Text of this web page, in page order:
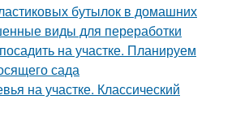
бутылок в домашних
виды для переработки
на участке. Планируем
сада
на участке. Классический